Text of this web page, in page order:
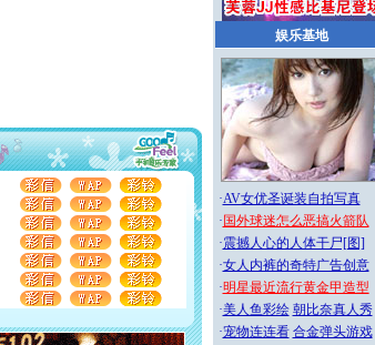
的祝愿与你同在.圣诞快乐!
看不到你我要充电；没有你我会
你是我事业，抱你是我特长，吻
你新年快乐
个愿望，一是今生今世和你在一
一起；三是三生三世和你不再分
乐
去那一刻，你在我身后无助地哭
么爱你。我转身抱住你：这猪不
快乐。
劳碌人生需尽欢！听一曲轻歌，
娱乐基地
·AV女优圣诞装自拍写真
· 国外球迷怎么恶搞火箭队
·震撼人心的人体干尸[图]
·女人内裤的奇特广告创意
·明星最近流行黄金甲造型
·美人鱼彩绘 朝比奈真人秀
·宠物连连看 合金弹头游戏